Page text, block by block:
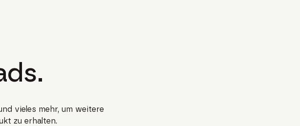
vieles mehr, um weitere
zu erhalten.